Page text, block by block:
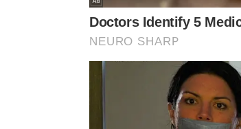
Quando o bicarbonato começa a
absorveu umidade e precisa ser
um ou dois meses. Antes de uma